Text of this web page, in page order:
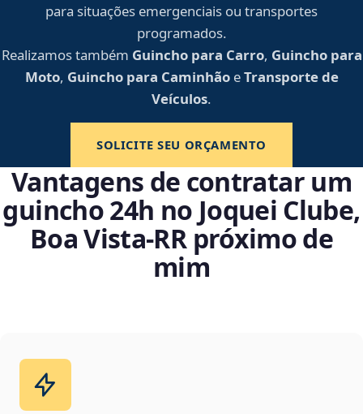
para situações emergenciais ou transportes
programados.
Realizamos também Guincho para Carro, Guincho para
Moto, Guincho para CaminhãoeTransporte de
Veículos.
SOLICITE SEU ORÇAMENTO
Vantagens de contratar um
guincho 24h no Joquei Clube,
Boa Vista‑RR próximo de
mim